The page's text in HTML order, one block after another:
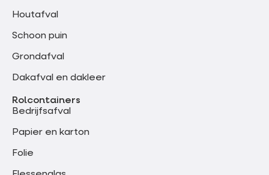
Houtafval
Schoon puin
Grondafval
Dakafval en dakleer
Rolcontainers
Bedrijfsafval
Papier en karton
Folie